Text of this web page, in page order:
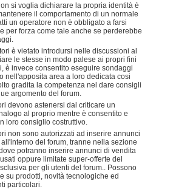
si voglia dichiarare la propria identità è
il comportamento di un normale
un operatore non è obbligato a farsi
per forza come tale anche se perderebbe
è vietato introdursi nelle discussioni al
le stesse in modo palese ai propri fini
è invece consentito eseguire sondaggi
nell'apposita area a loro dedicata cosi
gradita la competenza nel dare consigli
argomento del forum.
devono astenersi dal criticare un
al proprio mentre è consentito e
loro consiglio costruttivo.
non sono autorizzati ad inserire annunci
del forum, tranne nella sezione
potranno inserire annunci di vendita
oppure limitate super-offerte del
per gli utenti del forum.. Possono
su prodotti, novità tecnologiche ed
particolari.